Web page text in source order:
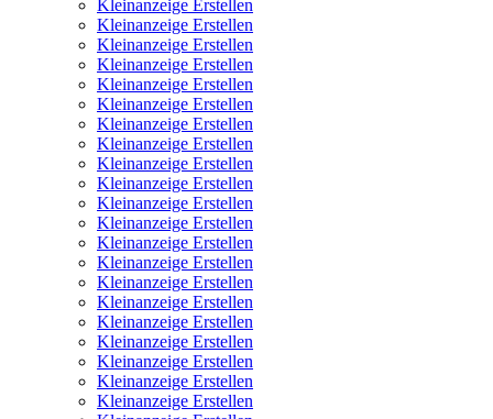
Kleinanzeige Erstellen
Kleinanzeige Erstellen
Kleinanzeige Erstellen
Kleinanzeige Erstellen
Kleinanzeige Erstellen
Kleinanzeige Erstellen
Kleinanzeige Erstellen
Kleinanzeige Erstellen
Kleinanzeige Erstellen
Kleinanzeige Erstellen
Kleinanzeige Erstellen
Kleinanzeige Erstellen
Kleinanzeige Erstellen
Kleinanzeige Erstellen
Kleinanzeige Erstellen
Kleinanzeige Erstellen
Kleinanzeige Erstellen
Kleinanzeige Erstellen
Kleinanzeige Erstellen
Kleinanzeige Erstellen
Kleinanzeige Erstellen